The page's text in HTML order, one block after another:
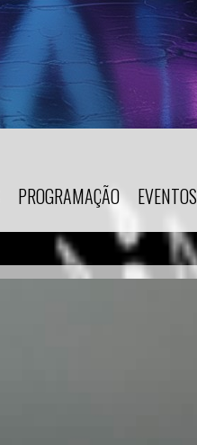
PROGRAMAÇÃO EVENTOS